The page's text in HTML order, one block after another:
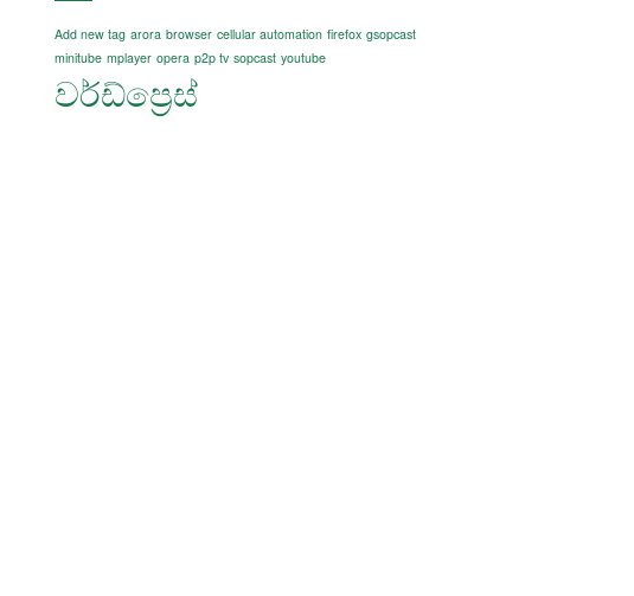
Add new tag arora browser cellular automation firefox gsopcast
minitube mplayer opera p2p tv sopcast youtube
වර්ඩ්ප්‍රෙස්